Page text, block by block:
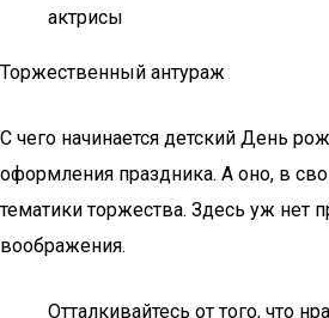
актрисы
Торжественный антураж
С чего начинается детский День
оформления праздника. А оно, в
тематики торжества. Здесь уж нет
воображения.
Отталкивайтесь от того, что